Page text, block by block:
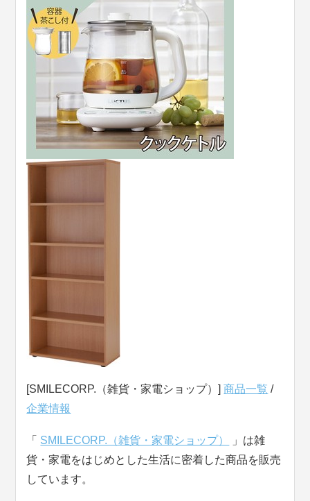
[SMILECORP.（雑貨・家電ショップ）]商品一覧 /
企業情報
「 SMILECORP.（雑貨・家電ショップ）
」は雑
貨・家電をはじめとした生活に密着した商品を販売
しています。